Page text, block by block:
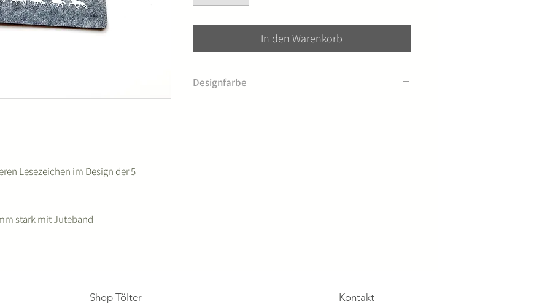
Lesezeichen im Design der 5
stark mit Juteband
In den Warenkorb
Designfarbe
Shop Tölter Kontakt